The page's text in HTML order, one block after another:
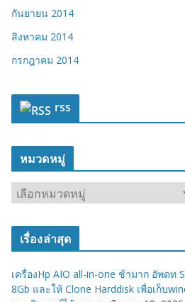
กันยายน 2014
สิงหาคม 2014
กรกฎาคม 2014
rss
หมวดหมู่
ว
มู่
เรื่องล่าสุด
เครื่องHp AIO all-in-one ช้ามาก อัพดท
8Gb และให้ Clone Harddisk เพื่อเก็บ